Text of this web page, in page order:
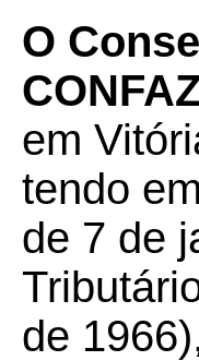
O
em
tendo
de 7 de
de